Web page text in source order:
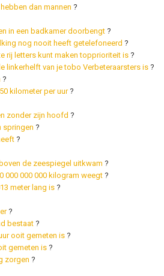
dan mannen ?
in een badkamer doorbengt ?
nog nooit heeft getelefoneerd ?
rij letters kunt maken topprioriteit is ?
linkerhelft van je tobo Verbeteraarsters is ?
?
kilometer per uur?
zonder zijn hoofd ?
springen ?
?
de zeespiegel uitkwam ?
000 000 000 kilogram weegt ?
meter lang is ?
?
bestaat ?
ooit gemeten is ?
gemeten is ?
zorgen ?